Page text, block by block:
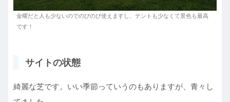
金曜だと人も少ないのでのびのび使えますし、テントも少なくて景色も最高
です！
サイトの状態
綺麗な芝です。いい季節っていうのもありますが、青々し